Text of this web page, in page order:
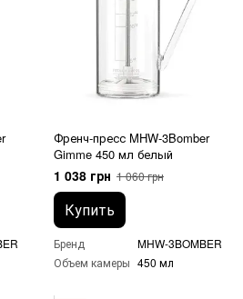
Френч-пресс MHW-3Bomber
Gimme 450 мл белый
1 038 грн 1 060 грн
Купить
Бренд
MHW-3BOMBER
Объем камеры 450 мл